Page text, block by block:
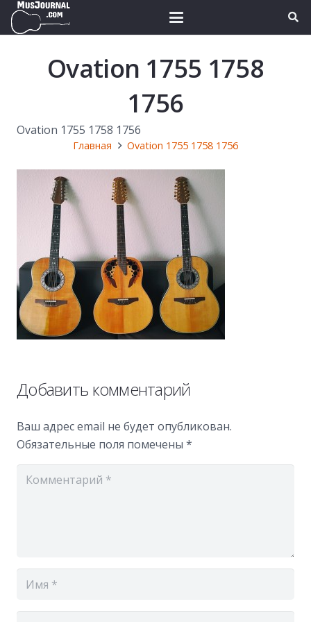
Ovation 1755 1758
1756
Ovation 1755 1758 1756
Главная Ovation 1755 1758 1756
Добавить комментарий
Ваш адрес email не будет опубликован.
Обязательные поля помечены *